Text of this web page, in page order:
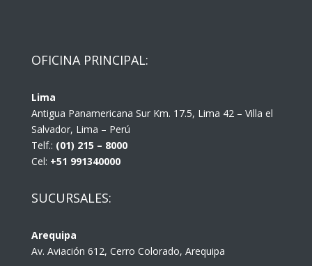
OFICINA PRINCIPAL:
Lima
Antigua Panamericana Sur Km. 17.5, Lima 42 – Villa el
Salvador, Lima – Perú
Telf.: (01) 215 – 8000
Cel: +51 991340000
SUCURSALES:
Arequipa
Av. Aviación 612, Cerro Colorado, Arequipa